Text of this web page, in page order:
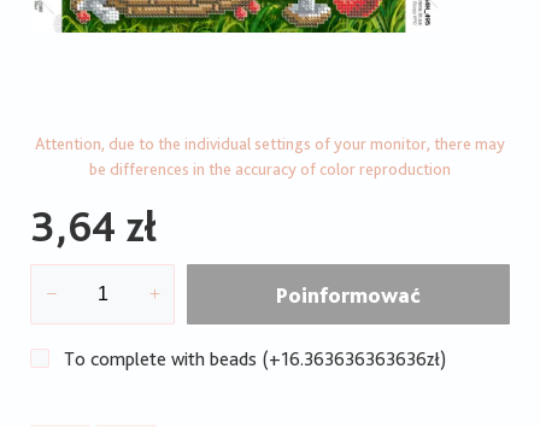
Attention, due to the individual settings of your monitor, there may
be differences in the accuracy of color reproduction
3,64 zł
Poinformować
To complete with beads (+16.363636363636zł)